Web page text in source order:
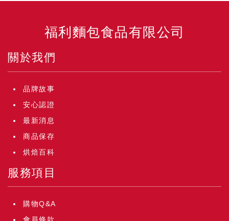
福利麵包食品有限公司
關於我們
品牌故事
安心認證
最新消息
商品保存
烘焙百科
服務項目
購物Q&A